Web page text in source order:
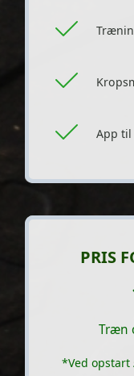
App
PRIS
Træn
*Ved opstart